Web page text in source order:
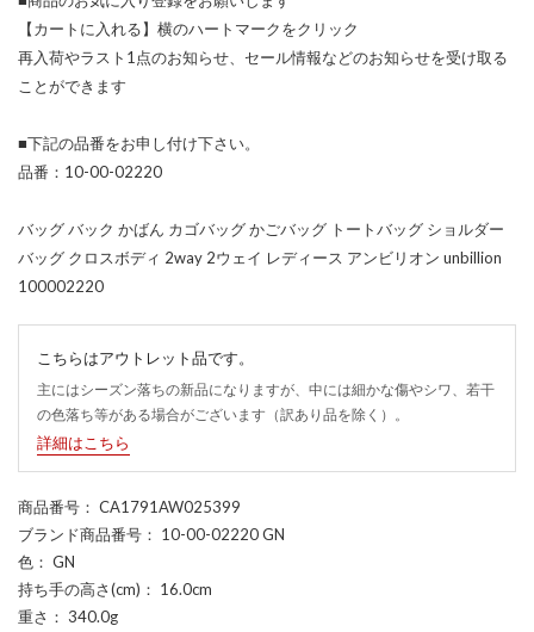
【カートに入れる】横のハートマークをクリック
再入荷やラスト1点のお知らせ、セール情報などのお知らせを受け取る
ことができます
■下記の品番をお申し付け下さい。
品番：10-00-02220
バッグ バック かばん カゴバッグ かごバッグ トートバッグ ショルダー
バッグ クロスボディ 2way 2ウェイ レディース アンビリオン unbillion
100002220
こちらはアウトレット品です。
主にはシーズン落ちの新品になりますが、中には細かな傷やシワ、若干
の色落ち等がある場合がございます（訳あり品を除く）。
詳細はこちら
商品番号 ： CA1791AW025399
ブランド商品番号 ： 10-00-02220 GN
色 ： GN
持ち手の高さ(cm) ： 16.0cm
重さ ： 340.0g